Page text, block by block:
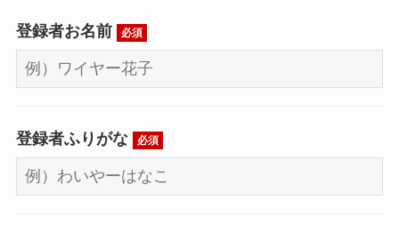
登録者お名前 必須
登録者ふりがな 必須